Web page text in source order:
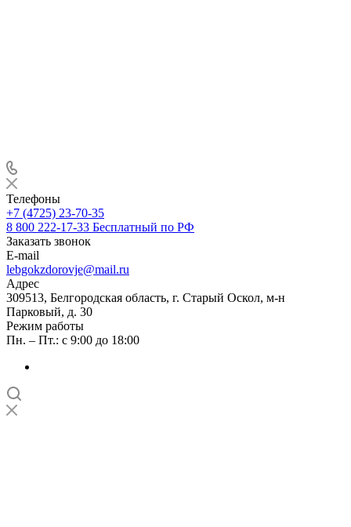
Телефоны
+7 (4725) 23-70-35
8 800 222-17-33 Бесплатный по РФ
Заказать звонок
E-mail
lebgokzdorovje@mail.ru
Адрес
309513, Белгородская область, г. Старый Оскол, м-н
Парковый, д. 30
Режим работы
Пн. – Пт.: с 9:00 до 18:00